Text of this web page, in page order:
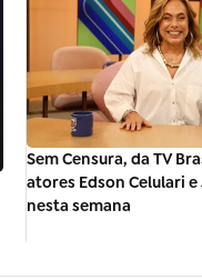
Sem Censura, da TV
atores Edson Celulari
nesta semana